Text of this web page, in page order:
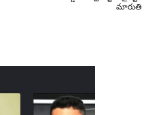
మారుతి